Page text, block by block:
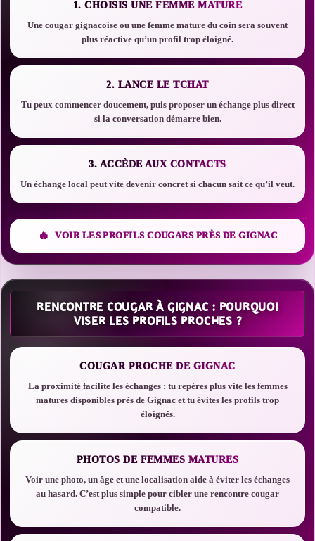
1. CHOISIS UNE FEMME MATURE
Une cougar gignacoise ou une femme mature du coin sera souvent
plus réactive qu’un profil trop éloigné.
2. LANCE LE TCHAT
Tu peux commencer doucement, puis proposer un échange plus direct
si la conversation démarre bien.
3. ACCÈDE AUX CONTACTS
Un échange local peut vite devenir concret si chacun sait ce qu’il veut.
VOIR LES PROFILS COUGARS PRÈS DE GIGNAC
RENCONTRE COUGAR À GIGNAC : POURQUOI
VISER LES PROFILS PROCHES ?
COUGAR PROCHE DE GIGNAC
La proximité facilite les échanges : tu repères plus vite les femmes
matures disponibles près de Gignac et tu évites les profils trop
éloignés.
PHOTOS DE FEMMES MATURES
Voir une photo, un âge et une localisation aide à éviter les échanges
au hasard. C’est plus simple pour cibler une rencontre cougar
compatible.